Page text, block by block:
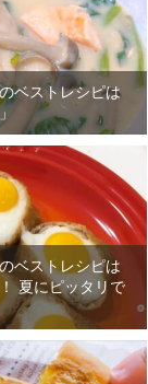
ベストレシピは
ベストレシピは
夏にピッタリで